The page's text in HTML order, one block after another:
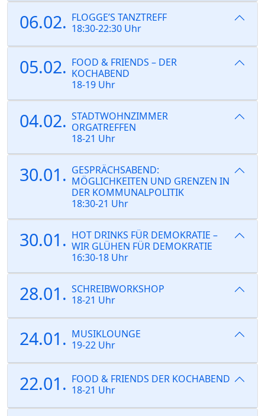
06.02. FLOGGE’S TANZTREFF
18:30-22:30 Uhr
05.02. FOOD & FRIENDS – DER
KOCHABEND
18-19 Uhr
04.02. STADTWOHNZIMMER
ORGATREFFEN
18-21 Uhr
30.01. GESPRÄCHSABEND:
MÖGLICHKEITEN UND GRENZEN IN
DER KOMMUNALPOLITIK
18:30-21 Uhr
30.01. HOT DRINKS FÜR DEMOKRATIE –
WIR GLÜHEN FÜR DEMOKRATIE
16:30-18 Uhr
28.01. SCHREIBWORKSHOP
18-21 Uhr
24.01. MUSIKLOUNGE
19-22 Uhr
22.01. FOOD & FRIENDS DER KOCHABEND
18-21 Uhr